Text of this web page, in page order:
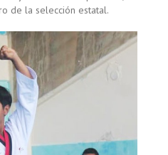
de la selección estatal.